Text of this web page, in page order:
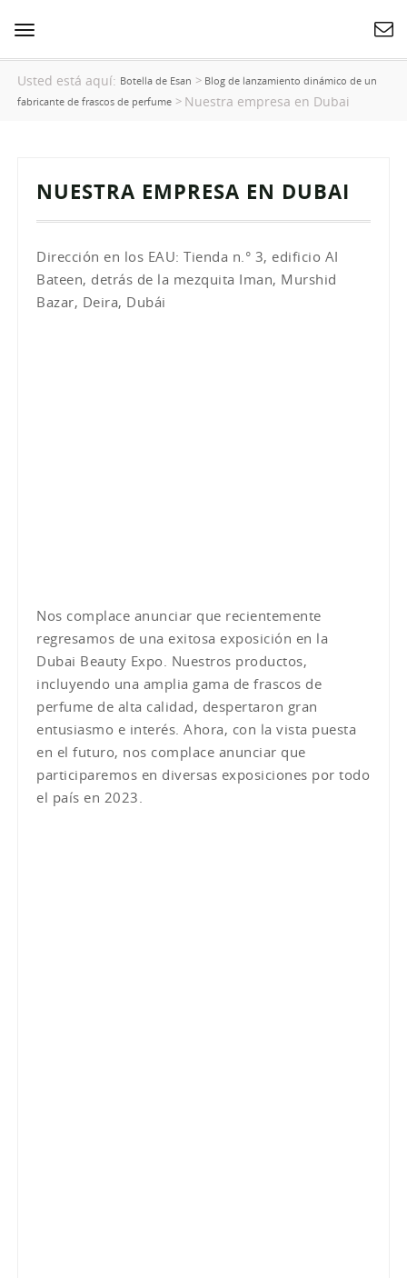
Cambiar
navegación
Usted está aquí: Botella de Esan > Blog de lanzamiento dinámico de un
fabricante de frascos de perfume > Nuestra empresa en Dubai
NUESTRA EMPRESA EN DUBAI
Dirección en los EAU: Tienda n.° 3, edificio AI
Bateen, detrás de la mezquita Iman, Murshid
Bazar, Deira, Dubái
Nos complace anunciar que recientemente
regresamos de una exitosa exposición en la
Dubai Beauty Expo. Nuestros productos,
incluyendo una amplia gama de frascos de
perfume de alta calidad, despertaron gran
entusiasmo e interés. Ahora, con la vista puesta
en el futuro, nos complace anunciar que
participaremos en diversas exposiciones por todo
el país en 2023.